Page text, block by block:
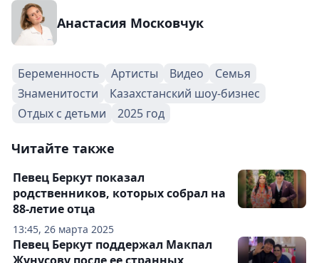
Анастасия Московчук
Беременность Артисты Видео
Семья
Знаменитости
Казахстанский шоу-бизнес
Отдых с детьми
2025 год
Читайте также
13:45, 26 марта 2025
Певец Беркут показал
родственников, которых собрал на
88-летие отца
Певец Беркут поддержал Макпал